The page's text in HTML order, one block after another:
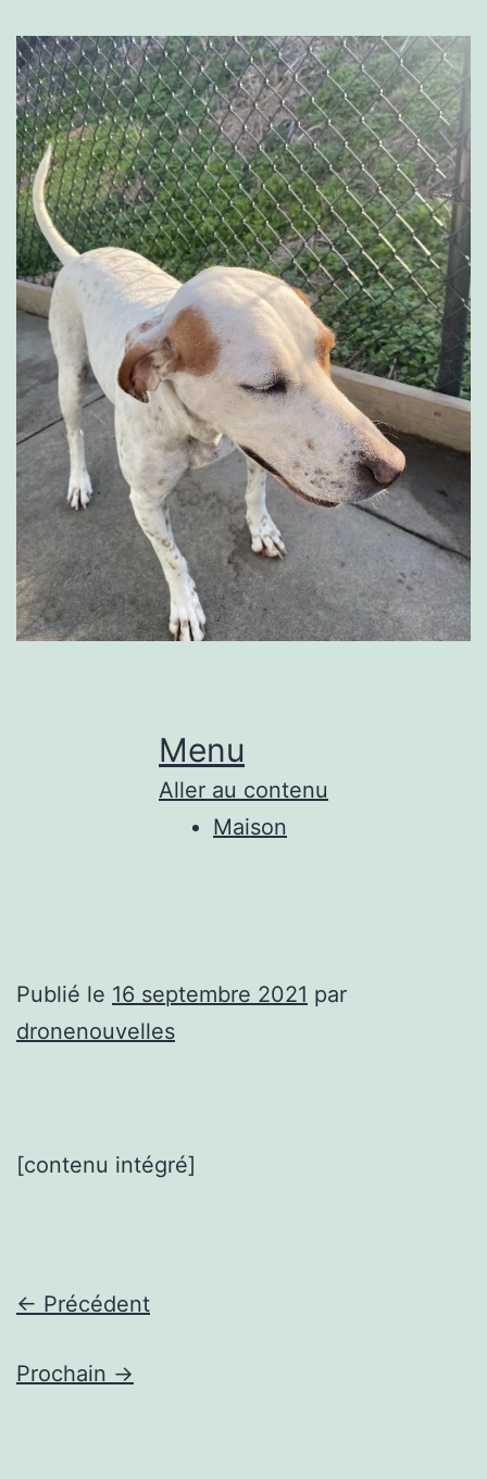
Menu
Aller au contenu
Maison
Publié le 16 septembre 2021 par
dronenouvelles
[contenu intégré]
← Précédent
Prochain →